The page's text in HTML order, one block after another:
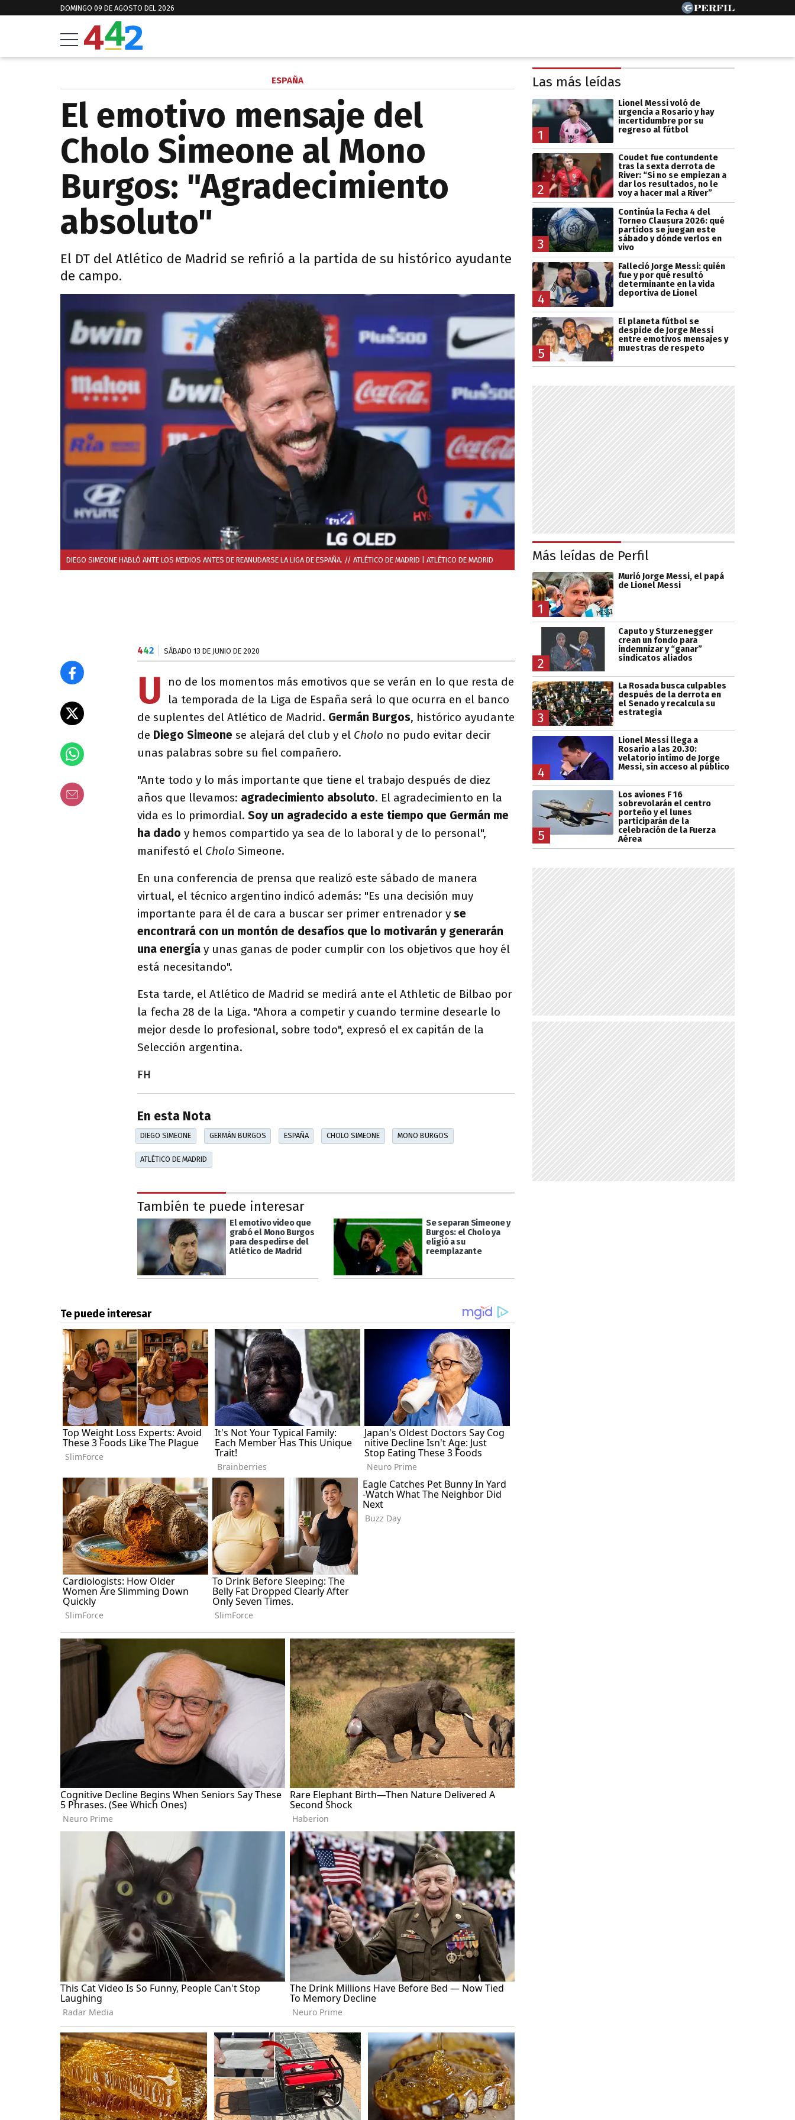
DOMINGO 09 DE AGOSTO DEL 2026
ESPAÑA
El emotivo mensaje del
Cholo Simeone al Mono
Burgos: "Agradecimiento
absoluto"
El DT del Atlético de Madrid se refirió a la partida de su histórico ayudante
de campo.
DIEGO SIMEONE HABLÓ ANTE LOS MEDIOS ANTES DE REANUDARSE LA LIGA DE ESPAÑA. // ATLÉTICO DE MADRID | ATLÉTICO DE MADRID
442 SÁBADO 13 DE JUNIO DE 2020
U
no de los momentos más emotivos que se verán en lo que resta de
la temporada de la Liga de España será lo que ocurra en el banco
de suplentes del Atlético de Madrid. Germán Burgos, histórico ayudante
de Diego Simeone se alejará del club y el Cholo no pudo evitar decir
unas palabras sobre su fiel compañero.
"Ante todo y lo más importante que tiene el trabajo después de diez
años que llevamos: agradecimiento absoluto. El agradecimiento en la
vida es lo primordial. Soy un agradecido a este tiempo que Germán me
ha dado y hemos compartido ya sea de lo laboral y de lo personal",
manifestó el Cholo Simeone.
En una conferencia de prensa que realizó este sábado de manera
virtual, el técnico argentino indicó además: "Es una decisión muy
importante para él de cara a buscar ser primer entrenador y se
encontrará con un montón de desafíos que lo motivarán y generarán
una energía y unas ganas de poder cumplir con los objetivos que hoy él
está necesitando".
Esta tarde, el Atlético de Madrid se medirá ante el Athletic de Bilbao por
la fecha 28 de la Liga. "Ahora a competir y cuando termine desearle lo
mejor desde lo profesional, sobre todo", expresó el ex capitán de la
Selección argentina.
FH
En esta Nota
DIEGO SIMEONE GERMÁN BURGOS ESPAÑA CHOLO SIMEONE MONO BURGOS
ATLÉTICO DE MADRID
También te puede interesar
El emotivo video que
grabó el Mono Burgos
para despedirse del
Atlético de Madrid
Se separan Simeone y
Burgos: el Cholo ya
eligió a su
reemplazante
Las más leídas
1
Lionel Messi voló de
urgencia a Rosario y hay
incertidumbre por su
regreso al fútbol
2
Coudet fue contundente
tras la sexta derrota de
River: “Si no se empiezan a
dar los resultados, no le
voy a hacer mal a River”
3
Continúa la Fecha 4 del
Torneo Clausura 2026: qué
partidos se juegan este
sábado y dónde verlos en
vivo
4
Falleció Jorge Messi: quién
fue y por qué resultó
determinante en la vida
deportiva de Lionel
5
El planeta fútbol se
despide de Jorge Messi
entre emotivos mensajes y
muestras de respeto
Más leídas de Perfil
1
Murió Jorge Messi, el papá
de Lionel Messi
2
Caputo y Sturzenegger
crean un fondo para
indemnizar y “ganar”
sindicatos aliados
3
La Rosada busca culpables
después de la derrota en
el Senado y recalcula su
estrategia
4
Lionel Messi llega a
Rosario a las 20.30:
velatorio íntimo de Jorge
Messi, sin acceso al público
5
Los aviones F 16
sobrevolarán el centro
porteño y el lunes
participarán de la
celebración de la Fuerza
Aérea